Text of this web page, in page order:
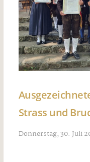
Strass und
Donnerstag, 30. Juli